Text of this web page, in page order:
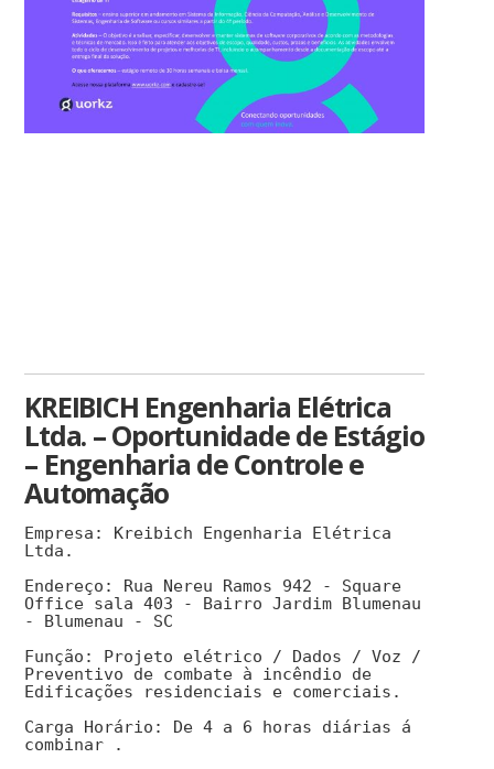
KREIBICH Engenharia Elétrica
Ltda. – Oportunidade de Estágio
– Engenharia de Controle e
Automação
Empresa: Kreibich Engenharia Elétrica
Ltda.
Endereço: Rua Nereu Ramos 942 - Square
Office sala 403 - Bairro Jardim Blumenau
- Blumenau - SC
Função: Projeto elétrico / Dados / Voz /
Preventivo de combate à incêndio de
Edificações residenciais e comerciais.
Carga Horário: De 4 a 6 horas diárias á
combinar .